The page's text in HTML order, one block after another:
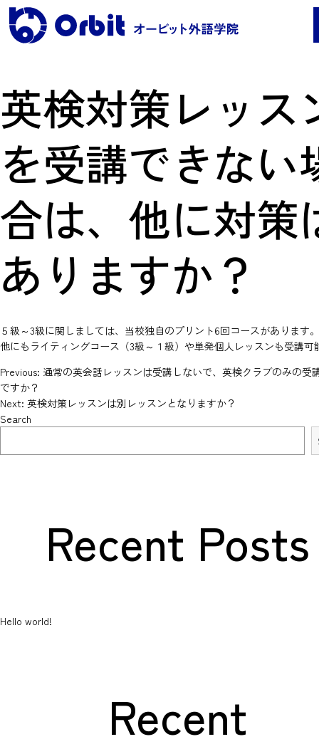
レッスンコース案内
●Orbit 5つのポイント
●レッスンコース案内
●海外留学
●料金
アクセス・教室紹介
●森田さくら教室
●英会話 お問い合わせ
●海外留学 お問い合わせ
英検対策レッス
を受講できない
合は、他に対策
ありますか？
５級～3級に関しましては、当校独自のプリント6回コースがあります。
他にもライティングコース（3級～１級）や単発個人レッスンも受講可
Post
navigation
Previous: 通常の英会話レッスンは受講しないで、英検クラブのみの受
ですか？
Next: 英検対策レッスンは別レッスンとなりますか？
Search
Recent Posts
Hello world!
Recent